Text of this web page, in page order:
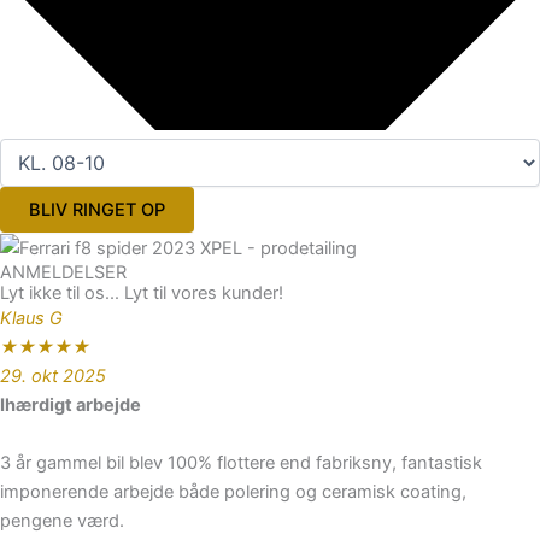
BLIV RINGET OP
ANMELDELSER
Lyt ikke til os... Lyt til vores kunder!
Klaus G
★★★★★
29. okt 2025
Ihærdigt arbejde
3 år gammel bil blev 100% flottere end fabriksny, fantastisk
imponerende arbejde både polering og ceramisk coating,
pengene værd.